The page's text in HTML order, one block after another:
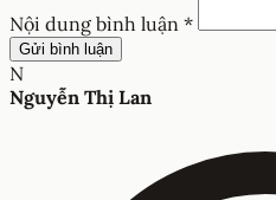
Nội dung bình luận *
Gửi bình luận
N
Nguyễn Thị Lan